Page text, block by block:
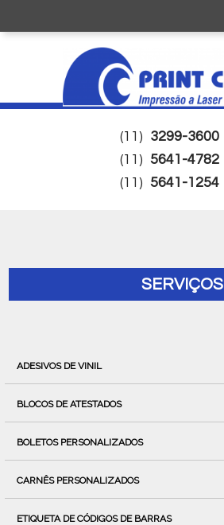
(11) 3299-3600
(11) 5641-4782
(11) 5641-1254
SERVIÇOS
ADESIVOS DE VINIL
BLOCOS DE ATESTADOS
BOLETOS PERSONALIZADOS
CARNÊS PERSONALIZADOS
ETIQUETA DE CÓDIGOS DE BARRAS